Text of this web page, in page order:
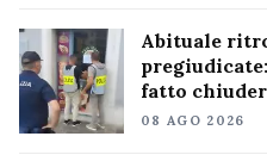
Abituale
fatto
08 AGO 2026